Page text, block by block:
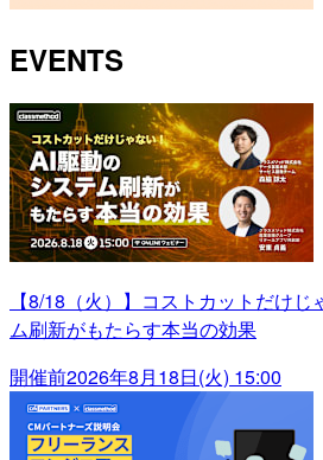
EVENTS
【8/18（火）】コストカットだけ
ム刷新がもたらす本当の効果
開催前2026年8月18日(火) 15:00